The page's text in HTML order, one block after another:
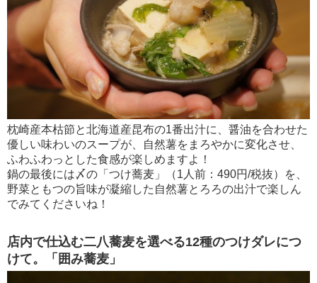
枕崎産本枯節と北海道産昆布の1番出汁に、醤油を合わせた
優しい味わいのスープが、自然薯をまろやかに変化させ、
ふわふわっとした食感が楽しめますよ！
鍋の最後には〆の「つけ蕎麦」（1人前：490円/税抜）を、
野菜ともつの旨味が凝縮した自然薯とろろの出汁で楽しん
でみてくださいね！
店内で仕込む二八蕎麦を選べる12種のつけダレにつ
けて。「囲み蕎麦」